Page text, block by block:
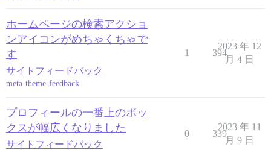
ホームページの検索アクショ
ンアイコンがめちゃくちゃで
す
サイトフィードバック
meta-theme-feedback
1 394
2023 年 12
月 4 日
プロフィールの一番上のボッ
クスが幅広くなりました
サイトフィードバック
0 339
2023 年 11
月 9 日